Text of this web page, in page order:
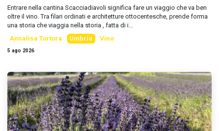
Entrare nella cantina Scacciadiavoli significa fare un viaggio che va ben
oltre il vino. Tra filari ordinati e architetture ottocentesche, prende forma
una storia che viaggia nella storia , fatta di i...
Annalisa Tortora Umbria Vino
5 ago 2026